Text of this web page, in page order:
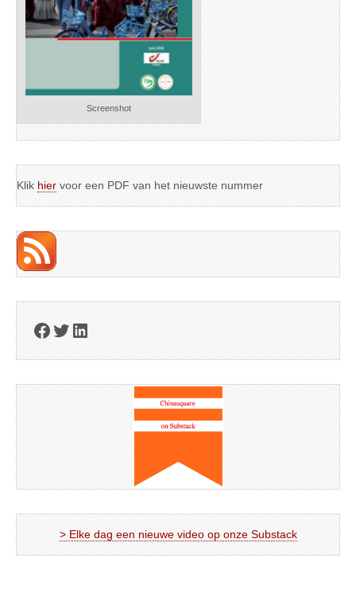
Screenshot
Klik hier voor een PDF van het nieuwste nummer
Facebook
Twitter
LinkedIn
> Elke dag een nieuwe video op onze Substack